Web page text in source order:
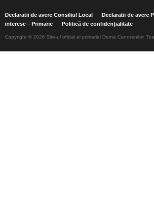
Declaratii de avere Consiliul Local Declaratii de avere
interese – Primarie
Politică de confidențialitate
Copyright © 2026 Site-ul oficial al primariei Dorna Candrenilor.